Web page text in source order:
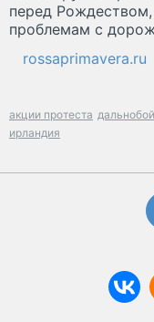
перед
проблемам с
rossaprimavera.ru
акции протеста
ирландия